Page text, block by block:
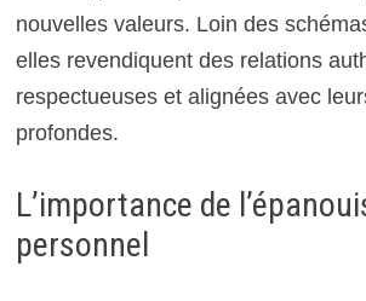
nouvelles valeurs. Loin des
elles revendiquent des relations
respectueuses et alignées avec
profondes.
L’importance de
personnel